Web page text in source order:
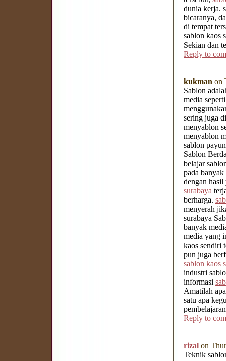
dunia kerja.
bicaranya,
di tempat
sablon kaos
Sekian dan
Reply to
kukman on
Sablon
media
sering juga
menyablon
menyablon
sablon
Sablon
belajar
pada banyak
dengan hasil
surabaya
berharga.
menyerah
surabaya
banyak
media yang
kaos sendiri
pun juga
sablon kaos
industri
informasi
Amatilah
satu apa
Reply to
rizal on
Teknik